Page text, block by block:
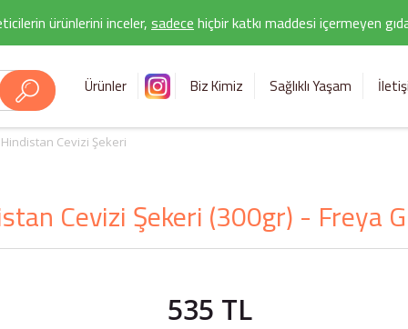
ürünlerini inceler,sadecehiçbir katkı maddesi içermeyen
Ürünler Biz Kimiz Sağlıklı Yaşam
Hindistan Cevizi Şekeri
Cevizi Şekeri (300gr) - Freya
535 TL